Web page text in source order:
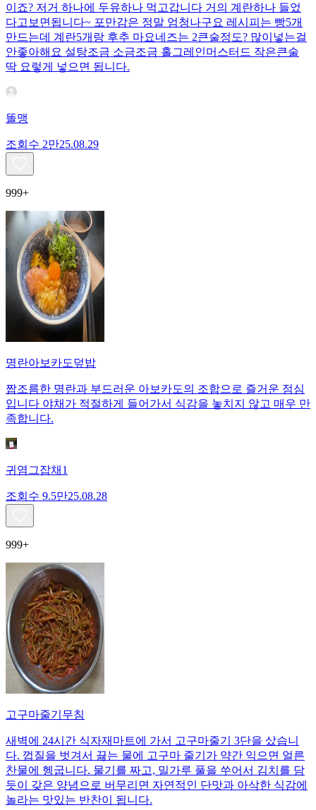
이죠? 저거 하나에 두유하나 먹고갑니다 거의 계란하나 들었
다고보면됩니다~ 포만감은 정말 엄청나구요 레시피는 빵5개
만드는데 계란5개랑 후추 마요네즈는 2큰술정도? 많이넣는걸
안좋아해요 설탕조금 소금조금 홀그레인머스터드 작은큰술
딱 요렇게 넣으면 됩니다.
똘맹
조회수 2만25.08.29
999+
명란아보카도덮밥
짭조름한 명란과 부드러운 아보카도의 조합으로 즐거운 점심
입니다 야채가 적절하게 들어가서 식감을 놓치지 않고 매우 만
족합니다.
귀염그잡채1
조회수 9.5만25.08.28
999+
고구마줄기무침
새벽에 24시간 식자재마트에 가서 고구마줄기 3단을 샀습니
다. 껍질을 벗겨서 끓는 물에 고구마 줄기가 약간 익으면 얼른
찬물에 헹굽니다. 물기를 짜고, 밀가루 풀을 쑤어서 김치를 담
듯이 갖은 양념으로 버무리면 자연적인 단맛과 아삭한 식감에
놀라는 맛있는 반찬이 됩니다.